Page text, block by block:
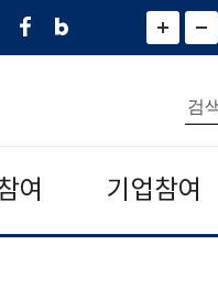
페
네
그
)
화
면
면
소
통
합
검
색
여 기업참여